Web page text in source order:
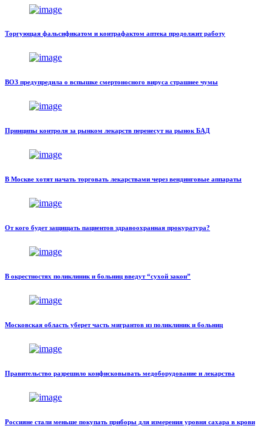
Торгующая фальсификатом и контрафактом аптека продолжит работу
ВОЗ предупредила о вспышке смертоносного вируса страшнее чумы
Принципы контроля за рынком лекарств перенесут на рынок БАД
В Москве хотят начать торговать лекарствами через вендинговые аппараты
От кого будет защищать пациентов здравоохранная прокуратура?
В окрестностях поликлиник и больниц введут “сухой закон”
Московская область уберет часть мигрантов из поликлиник и больниц
Правительство разрешило конфисковывать медоборудование и лекарства
Россияне стали меньше покупать приборы для измерения уровня сахара в крови